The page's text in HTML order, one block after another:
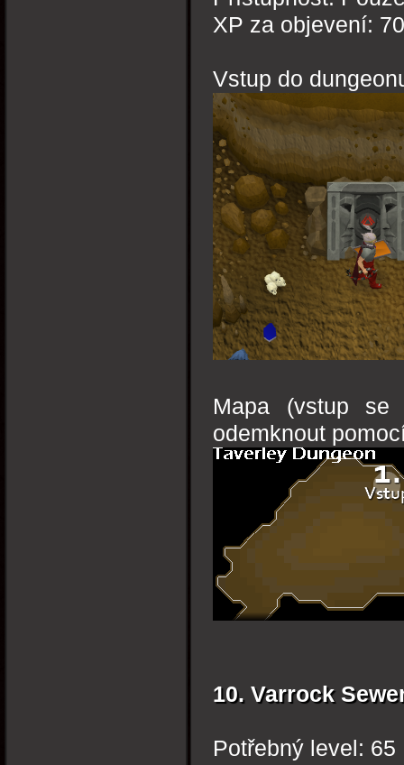
XP za objevení:
Vstup do
Mapa (vstup se
odemknout
10. Varrock
Potřebný level: 65